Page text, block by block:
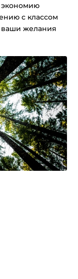
экономию
с классом
ваши желания